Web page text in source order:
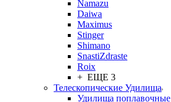
Namazu
Daiwa
Maximus
Stinger
Shimano
SnastiZdraste
Roix
+ ЕЩЕ 3
Телескопические Удилища
Удилища поплавочные